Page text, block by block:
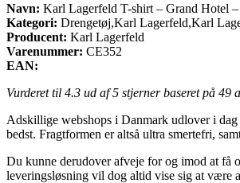
Navn: Karl Lagerfeld T-shirt – Grand Hotel
Kategori: Drengetøj,Karl Lagerfeld,Karl
Producent: Karl Lagerfeld
Varenummer: CE352
EAN:
Vurderet til 4.3 ud af 5 stjerner baseret på 49
Adskillige webshops i Danmark udlover i
bedst. Fragtformen er altså ultra smertefri,
Du kunne derudover afveje for og imod at få
leveringsløsning vil dog altid vise sig at være